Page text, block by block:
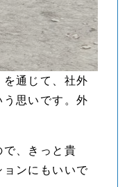
を通じて、社外
思いです。外
、きっと貴
ンにもいいで